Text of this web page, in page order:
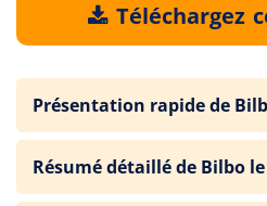
Téléchargez
Présentation rapide de
Résumé détaillé de Bilbo